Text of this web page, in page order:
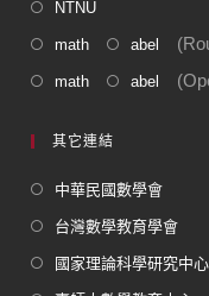
NTNU
math abel
math abel
其它連結
中華民國數學會
台灣數學教育學會
國家理論科學研究中心